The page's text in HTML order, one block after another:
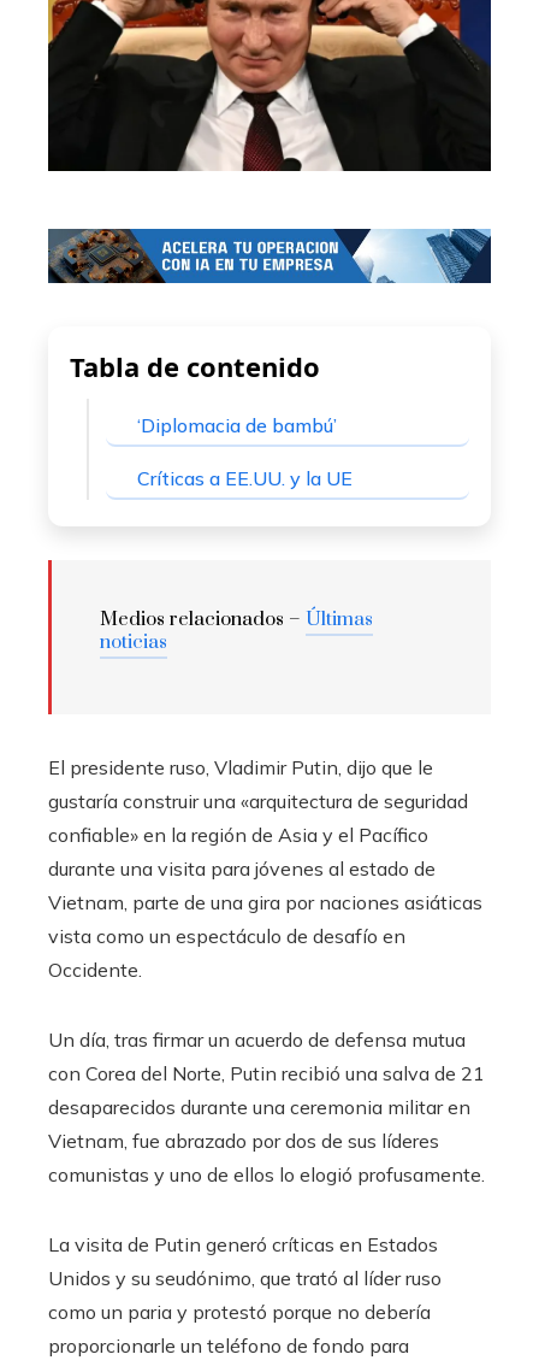
Tabla de contenido
‘Diplomacia de bambú’
Críticas a EE.UU. y la UE
Medios relacionados – Últimas
noticias
El presidente ruso, Vladimir Putin, dijo que le
gustaría construir una «arquitectura de seguridad
confiable» en la región de Asia y el Pacífico
durante una visita para jóvenes al estado de
Vietnam, parte de una gira por naciones asiáticas
vista como un espectáculo de desafío en
Occidente.
Un día, tras firmar un acuerdo de defensa mutua
con Corea del Norte, Putin recibió una salva de 21
desaparecidos durante una ceremonia militar en
Vietnam, fue abrazado por dos de sus líderes
comunistas y uno de ellos lo elogió profusamente.
La visita de Putin generó críticas en Estados
Unidos y su seudónimo, que trató al líder ruso
como un paria y protestó porque no debería
proporcionarle un teléfono de fondo para